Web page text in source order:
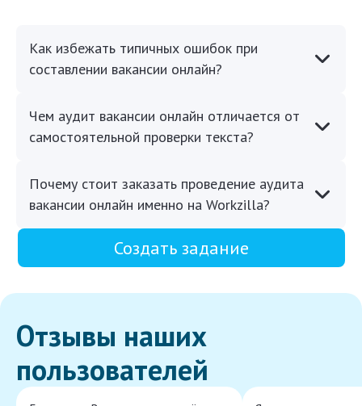
Как избежать типичных ошибок при
составлении вакансии онлайн?
Чем аудит вакансии онлайн отличается от
самостоятельной проверки текста?
Почему стоит заказать проведение аудита
вакансии онлайн именно на Workzilla?
Создать задание
Отзывы наших
пользователей